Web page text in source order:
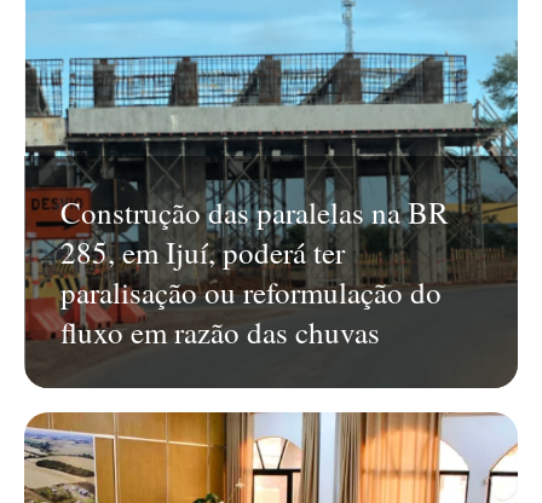
Construção das paralelas na BR
285, em Ijuí, poderá ter
paralisação ou reformulação do
fluxo em razão das chuvas